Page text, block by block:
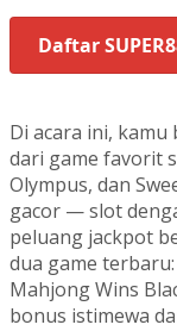
Daftar
Di acara ini,
dari game favorit
Olympus, dan
gacor — slot
peluang jackpot
dua game
Mahjong Wins
bonus istimewa